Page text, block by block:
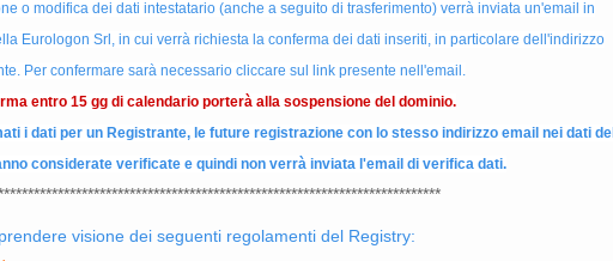
o modifica dei dati intestatario (anche a seguito di trasferimento) verrà inviata un'email in
Eurologon Srl, in cui verrà richiesta la conferma dei dati inseriti, in particolare dell'indirizzo
Per confermare sarà necessario cliccare sul link presente nell'email.
entro 15 gg di calendario porterà alla sospensione del dominio.
i dati per un Registrante, le future registrazione con lo stesso indirizzo email nei dati del
considerate verificate e quindi non verrà inviata l'email di verifica dati.
visione dei seguenti regolamenti del Registry: